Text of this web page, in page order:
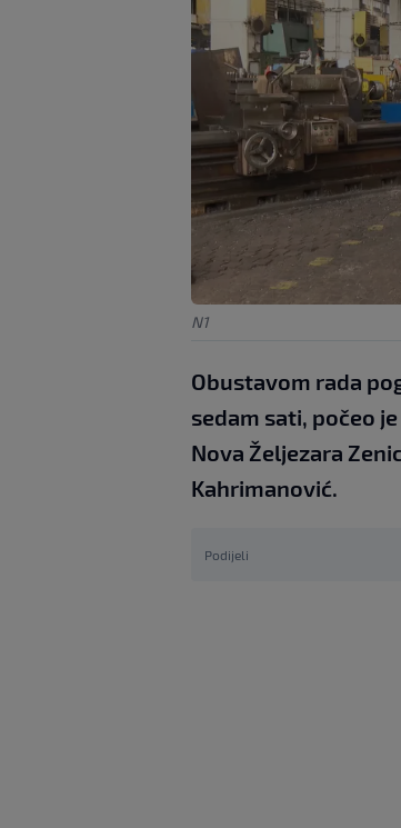
N1
Obustavom rada
sedam sati, počeo
Nova Željezara
Kahrimanović.
Podijeli